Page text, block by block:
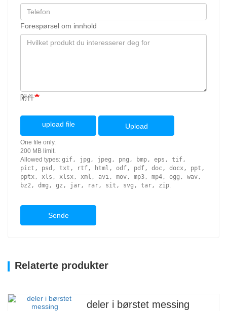
Forespørsel om innhold
附件
upload file Upload
One file only.
200 MB limit.
Allowed types: gif, jpg, jpeg, png, bmp, eps, tif,
pict, psd, txt, rtf, html, odf, pdf, doc, docx, ppt,
pptx, xls, xlsx, xml, avi, mov, mp3, mp4, ogg, wav,
bz2, dmg, gz, jar, rar, sit, svg, tar, zip.
Sende
Relaterte produkter
deler i børstet messing